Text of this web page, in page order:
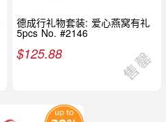
德成行礼物套装: 爱心燕窝有礼
5pcs No. #2146
$125.88